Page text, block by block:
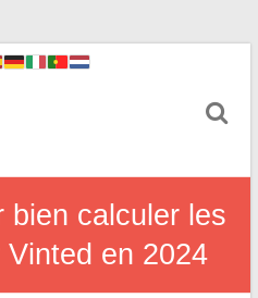
bien calculer les
en 2024